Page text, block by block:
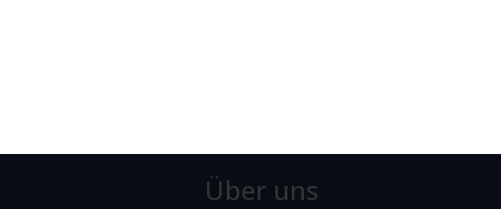
Über uns